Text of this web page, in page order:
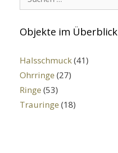
Objekte im Überblick
Halsschmuck(41)
Ohrringe (27)
Ringe (53)
Trauringe (18)